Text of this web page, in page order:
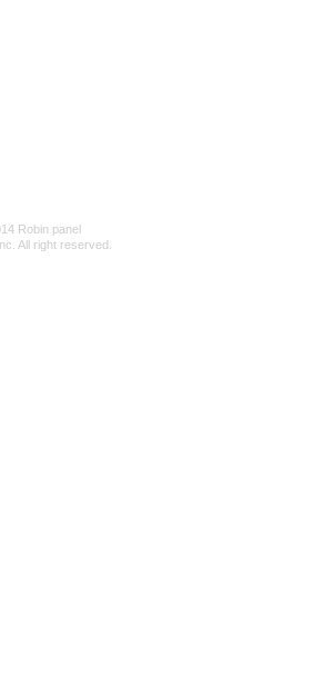
Robin panel
All right reserved.